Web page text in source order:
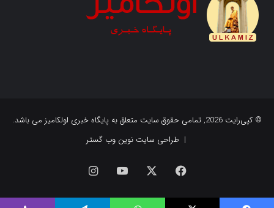
© کپی‌رایت 2026, تمامی حقوق سایت متعلق به پایگاه خبری اولکامیز می باشد.
| طراحی سایت نوین وب گستر
فیس
بوک
یوتیوب